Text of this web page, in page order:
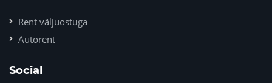
Rent väljuostuga
Autorent
Social